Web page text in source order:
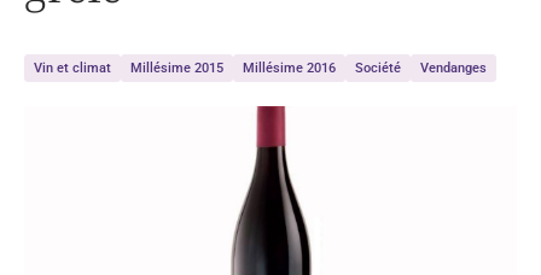
Vin et climat Millésime 2015 Millésime 2016 Société Vendanges